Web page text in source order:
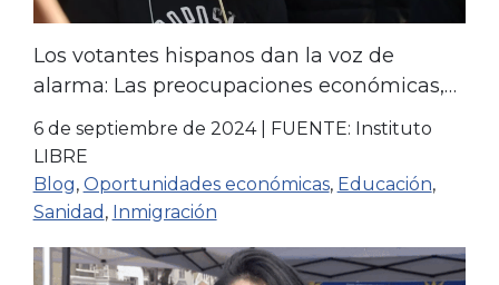
Los votantes hispanos dan la voz de
alarma: Las preocupaciones económicas,
de inmigración y de educación destacan
en una nueva encuesta
6 de septiembre de 2024| FUENTE: Instituto
LIBRE
Blog, Oportunidades económicas, Educación,
Sanidad , Inmigración